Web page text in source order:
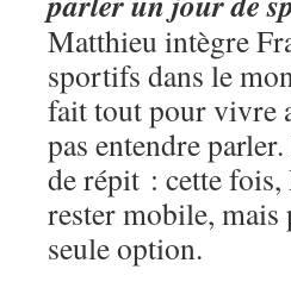
Matthieu intègre
sportifs dans le
fait tout pour vivre
pas entendre
de répit : cette
rester mobile, mais
seule option.